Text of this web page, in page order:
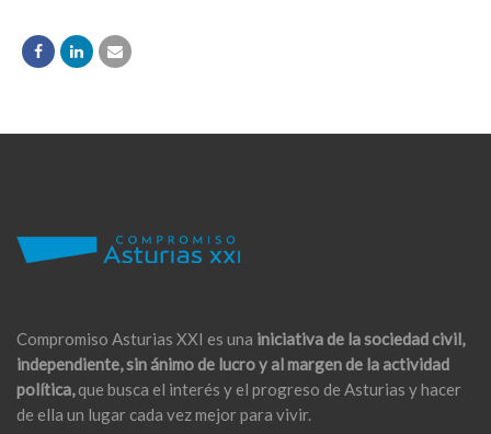
Compromiso Asturias XXI es una iniciativa de la sociedad civil,
independiente, sin ánimo de lucro y al margen de la actividad
política,que busca el interés y el progreso de Asturias y hacer
de ella un lugar cada vez mejor para vivir.